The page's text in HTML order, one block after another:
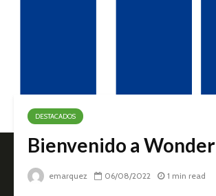
DESTACADOS
Bienvenido a Wonder
emarquez 06/08/2022 1 min read